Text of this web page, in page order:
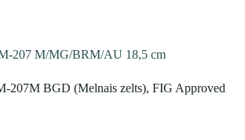
207 M/MG/BRM/AU 18,5 cm
207M BGD (Melnais zelts), FIG Approved